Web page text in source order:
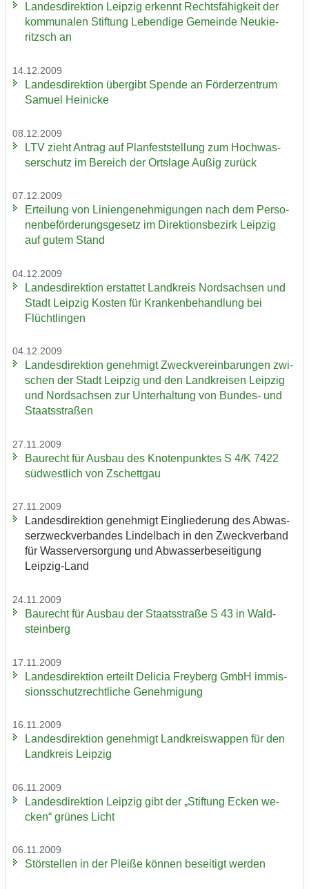
Lan­des­di­rek­ti­on Leip­zig er­kennt Rechts­fä­hig­keit der
kom­mu­na­len Stif­tung Le­ben­di­ge Ge­mein­de Neu­kie­
ritzsch an
14.12.2009
Lan­des­di­rek­ti­on über­gibt Spen­de an För­der­zen­trum
Sa­mu­el Hei­ni­cke
08.12.2009
LTV zieht An­trag auf Plan­fest­stel­lung zum Hoch­was­
ser­schutz im Be­reich der Orts­la­ge Außig zu­rück
07.12.2009
Er­tei­lung von Li­ni­en­ge­neh­mi­gun­gen nach dem Per­so­
nen­be­för­de­rungs­ge­setz im Di­rek­ti­ons­be­zirk Leip­zig
auf gutem Stand
04.12.2009
Lan­des­di­rek­ti­on er­stat­tet Land­kreis Nord­sach­sen und
Stadt Leip­zig Kos­ten für Kran­ken­be­hand­lung bei
Flücht­lin­gen
04.12.2009
Lan­des­di­rek­ti­on ge­neh­migt Zweck­ver­ein­ba­run­gen zwi­
schen der Stadt Leip­zig und den Land­krei­sen Leip­zig
und Nord­sach­sen zur Un­ter­hal­tung von Bundes-​ und
Staats­stra­ßen
27.11.2009
Bau­recht für Aus­bau des Kno­ten­punk­tes S 4/K 7422
süd­west­lich von Zschett­gau
27.11.2009
Lan­des­di­rek­ti­on ge­neh­migt Ein­glie­de­rung des Ab­was­
ser­zweck­ver­ban­des Lindel­bach in den Zweck­ver­band
für Was­ser­ver­sor­gung und Ab­was­ser­be­sei­ti­gung
Leipzig-​Land
24.11.2009
Bau­recht für Aus­bau der Staats­stra­ße S 43 in Wald­
stein­berg
17.11.2009
Lan­des­di­rek­ti­on er­teilt De­li­cia Frey­berg GmbH im­mis­
si­ons­schutz­recht­li­che Ge­neh­mi­gung
16.11.2009
Lan­des­di­rek­ti­on ge­neh­migt Land­kreis­wap­pen für den
Land­kreis Leip­zig
06.11.2009
Lan­des­di­rek­ti­on Leip­zig gibt der „Stif­tung Ecken we­
cken“ grü­nes Licht
06.11.2009
Stör­stel­len in der Plei­ße kön­nen be­sei­tigt wer­den